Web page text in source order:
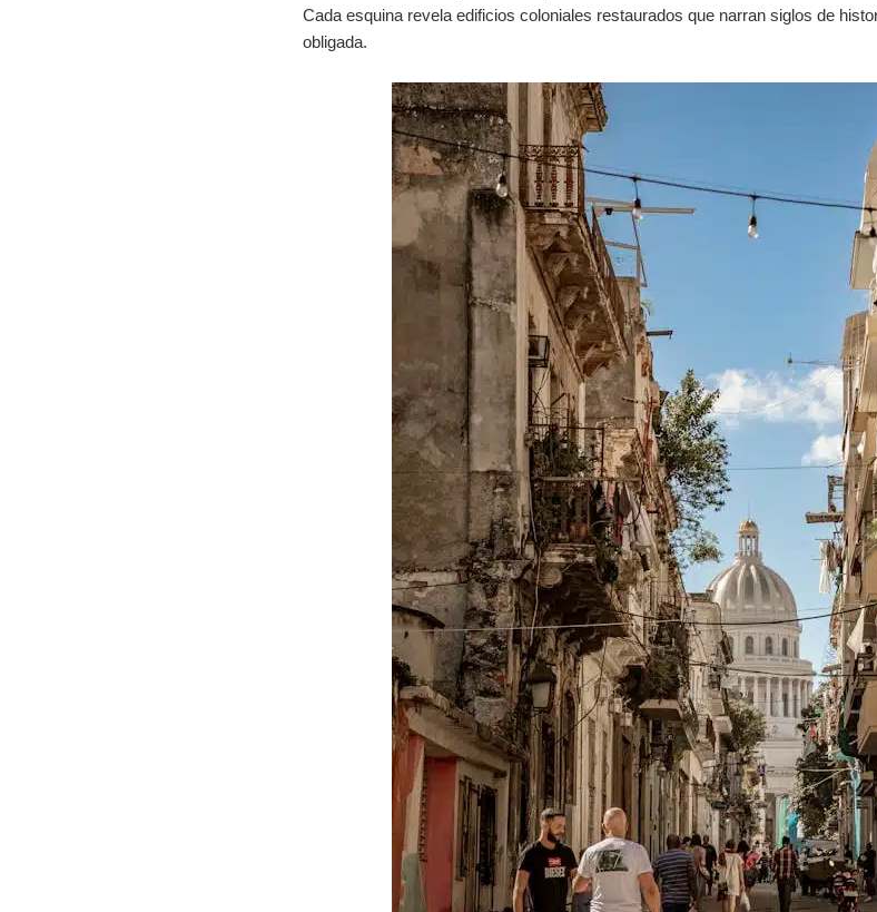
Cada esquina revela edificios coloniales restaurados que narran siglos de
obligada.